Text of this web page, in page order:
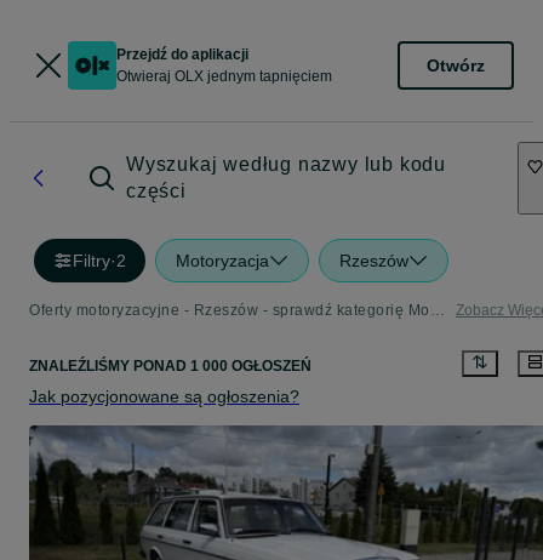
Przejdź do aplikacji
Otwieraj OLX jednym tapnięciem
Otwórz
Wyszukaj według nazwy lub kodu
części
Filtry·2 Motoryzacja Rzeszów
Oferty motoryzacyjne - Rzeszów - sprawdź kategorię Motoryzacja Zobacz
ZNALEŹLIŚMY PONAD 1 000 OGŁOSZEŃ
Jak pozycjonowane są ogłoszenia?